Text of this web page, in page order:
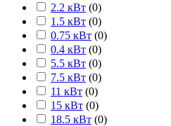
2.2 кВт (0)
1.5 кВт (0)
0.75 кВт (0)
0.4 кВт (0)
5.5 кВт (0)
7.5 кВт (0)
11 кВт (0)
15 кВт (0)
18.5 кВт (0)